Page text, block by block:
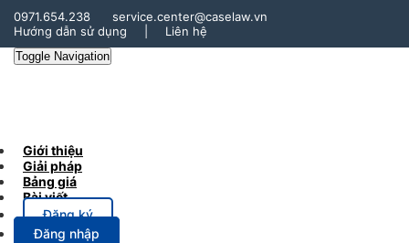
0971.654.238
service.center@caselaw.vn
Hướng dẫn sử dụng
Liên hệ
Toggle Navigation
Giới thiệu
Giải pháp
Bảng giá
Bài viết
Đăng ký
Đăng nhập